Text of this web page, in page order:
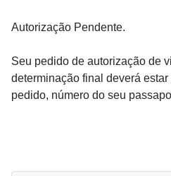
Autorização Pendente.
Seu pedido de autorização de
determinação final deverá
pedido, número do seu